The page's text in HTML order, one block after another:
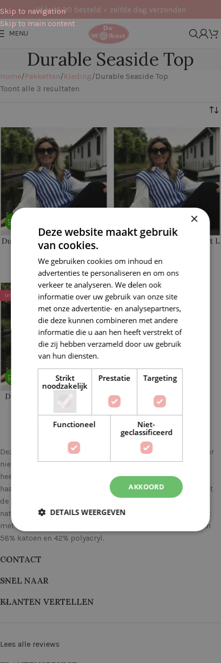
Skip to navigation
Skip to main content
Vóór 16:30 besteld = zelfde dag verzonden
MENU
Durable Seaside Top
Home Pakketten Kleding Durable Seaside Top
Toont alle 3 resultaten
Durable Seaside Top maat S
en M
29,20 €23,36
Durable Seaside Top maat L
€36,50
UITVERKOCHT
Durable Seaside Top maat
€35,04
Deze leuke top in een klassiek fris streeppatroon mag zeker
niet ontbreken in je zomer garderobe. Het patroon haakt
heerlijk weg en is ook heel geschikt voor de beginnende
haakster. De rode roos is een leuk accent in combinatie met
de V- hals en kan als choker worden gedragen maar
natuurlijk ook om de pols of in het haar. De top is gemaakt
met Durable Cosy fine, een zacht garen in een menging van
58% katoen en 42% polyacryl.
CONTACT
SNEL NAAR
KLANTEN VERTELLEN
Lees alle reviews
×
Deze website maakt gebruik
van cookies.
We gebruiken cookies om inhoud en
advertenties te personaliseren en om ons
verkeer te analyseren. We delen ook
informatie over uw gebruik van onze site
met onze advertentie- en analysepartners,
die deze kunnen combineren met andere
informatie die u aan hen heeft verstrekt of
die zij hebben verzameld door uw gebruik
van hun diensten.
Strikt
noodzakelijk
Prestatie Targeting
Functioneel
Niet-
geclassificeerd
AKKOORD
DETAILS WEERGEVEN